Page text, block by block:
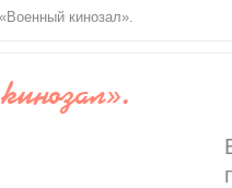
кин­озал».